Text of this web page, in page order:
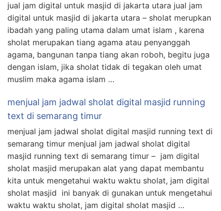
jual jam digital untuk masjid di jakarta utara jual jam
digital untuk masjid di jakarta utara – sholat merupkan
ibadah yang paling utama dalam umat islam , karena
sholat merupakan tiang agama atau penyanggah
agama, bangunan tanpa tiang akan roboh, begitu juga
dengan islam, jika sholat tidak di tegakan oleh umat
muslim maka agama islam …
menjual jam jadwal sholat digital masjid running
text di semarang timur
menjual jam jadwal sholat digital masjid running text di
semarang timur menjual jam jadwal sholat digital
masjid running text di semarang timur – jam digital
sholat masjid merupakan alat yang dapat membantu
kita untuk mengetahui waktu waktu sholat, jam digital
sholat masjid ini banyak di gunakan untuk mengetahui
waktu waktu sholat, jam digital sholat masjid …